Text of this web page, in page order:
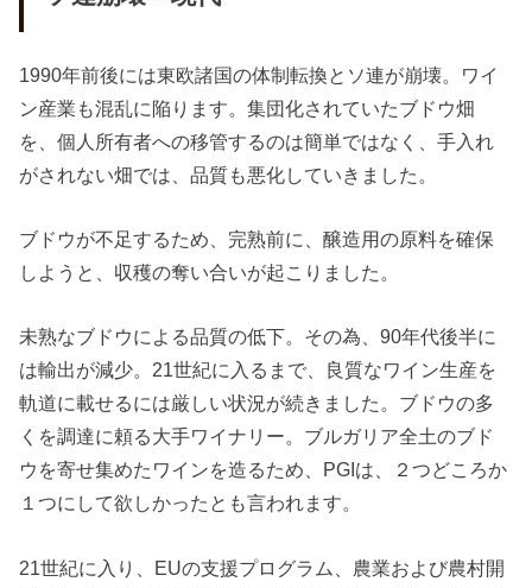
1990年前後には東欧諸国の体制転換とソ連が崩壊。ワイ
ン産業も混乱に陥ります。集団化されていたブドウ畑
を、個人所有者への移管するのは簡単ではなく、手入れ
がされない畑では、品質も悪化していきました。
ブドウが不足するため、完熟前に、醸造用の原料を確保
しようと、収穫の奪い合いが起こりました。
未熟なブドウによる品質の低下。その為、90年代後半に
は輸出が減少。21世紀に入るまで、良質なワイン生産を
軌道に載せるには厳しい状況が続きました。ブドウの多
くを調達に頼る大手ワイナリー。ブルガリア全土のブド
ウを寄せ集めたワインを造るため、PGIは、２つどころか
１つにして欲しかったとも言われます。
21世紀に入り、EUの支援プログラム、農業および農村開